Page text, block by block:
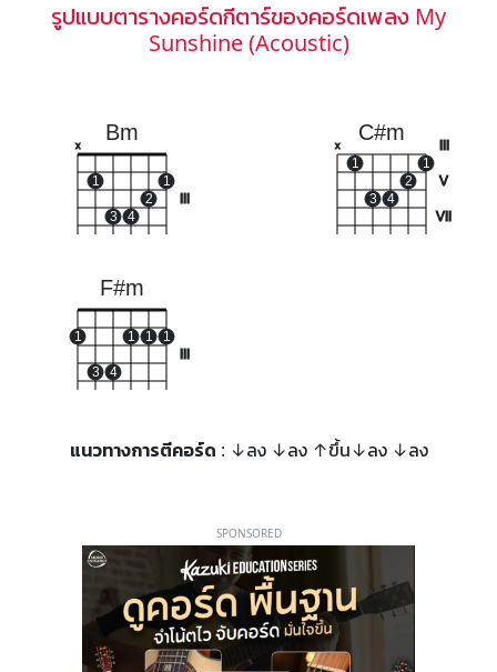
รูปแบบตารางคอร์ดกีตาร์ของคอร์ดเพลง My
Sunshine (Acoustic)
Bm
x
1
3 4
2
1
C#m
V
VII
x
1
3 4
2
1
F#m
1
3 4
1 1 1
แนวทางการตีคอร์ด : ↓ลง ↓ลง ↑ขึ้น↓ลง ↓ลง
SPONSORED